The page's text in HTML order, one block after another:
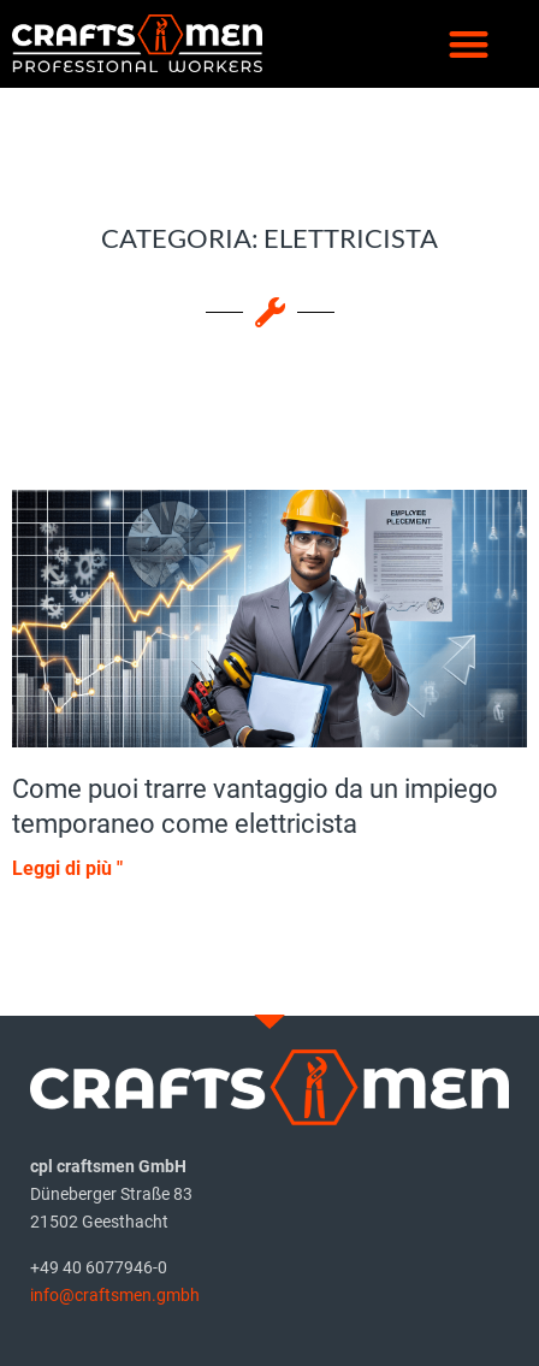
CATEGORIA: ELETTRICISTA
Come puoi trarre vantaggio da un impiego
temporaneo come elettricista
Leggi di più "
cpl craftsmen GmbH
Düneberger Straße 83
21502 Geesthacht
+49 40 6077946-0
info@craftsmen.gmbh